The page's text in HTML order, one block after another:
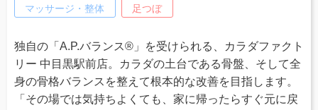
マッサージ・整体 足つぼ
独自の「A.P.バランス®」を受けられる、カラダファクト
リー 中目黒駅前店。カラダの土台である骨盤、そして全
身の骨格バランスを整えて根本的な改善を目指します。
「その場では気持ちよくても、家に帰ったらすぐ元に戻